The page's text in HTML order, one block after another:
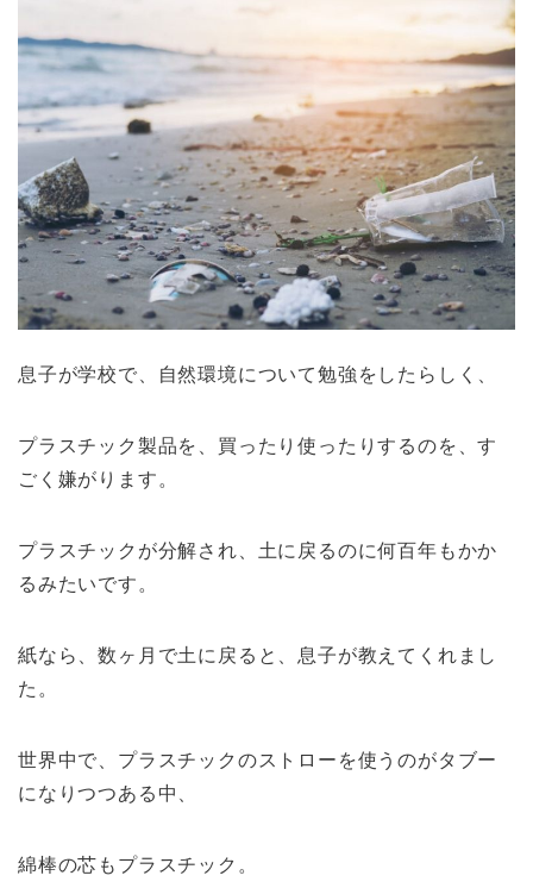
息子が学校で、自然環境について勉強をしたらしく、
プラスチック製品を、買ったり使ったりするのを、す
ごく嫌がります。
プラスチックが分解され、土に戻るのに何百年もかか
るみたいです。
紙なら、数ヶ月で土に戻ると、息子が教えてくれまし
た。
世界中で、プラスチックのストローを使うのがタブー
になりつつある中、
綿棒の芯もプラスチック。